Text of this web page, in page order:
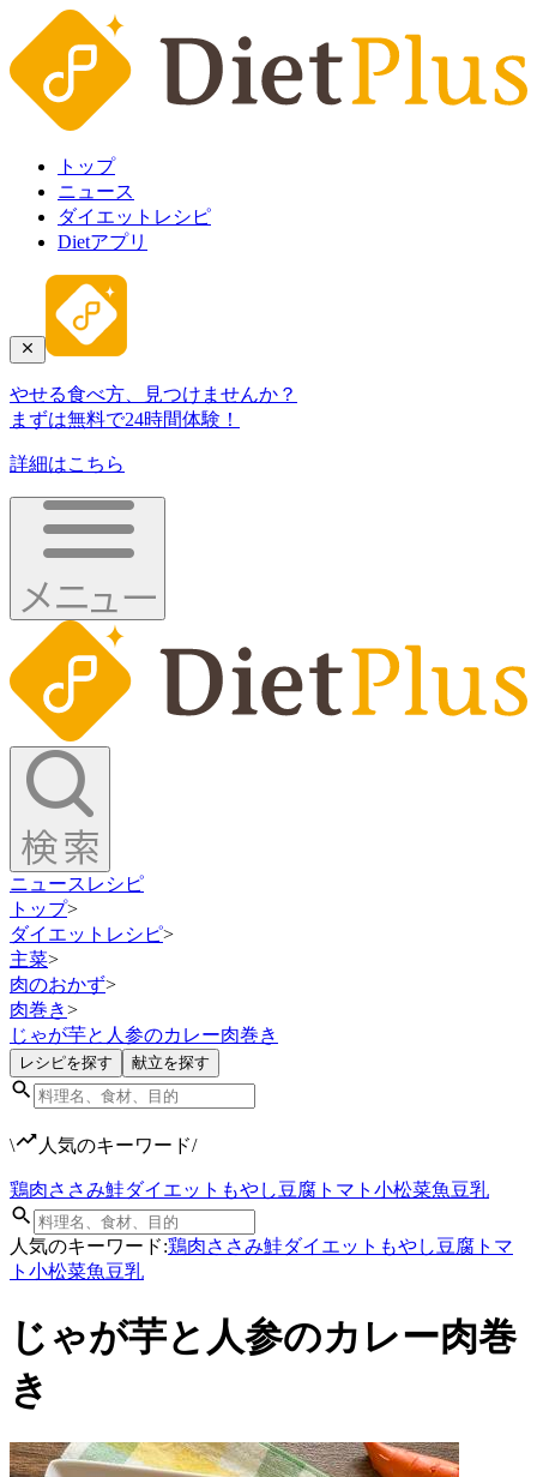
トップ
ニュース
ダイエットレシピ
Dietアプリ
やせる食べ方、見つけませんか？
まずは無料で24時間体験！
詳細はこちら
ニュース レシピ
トップ>
ダイエットレシピ>
主菜>
肉のおかず>
肉巻き>
じゃが芋と人参のカレー肉巻き
レシピを探す 献立を探す
\ 人気のキーワード/
鶏肉ささみ鮭ダイエット もやし豆腐 トマト 小松菜魚豆乳
人気のキーワード:鶏肉ささみ鮭ダイエット もやし豆腐 トマ
ト 小松菜魚豆乳
じゃが芋と人参のカレー肉巻
き